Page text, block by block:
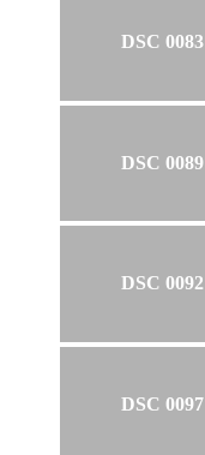
DSC 0083
DSC 0089
DSC 0092
DSC 0097